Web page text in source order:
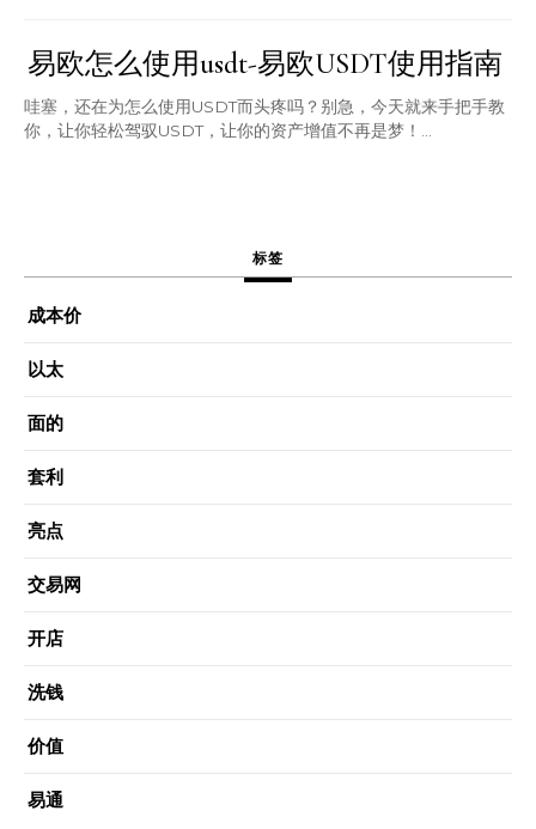
易欧怎么使用usdt-易欧USDT使用指南
哇塞，还在为怎么使用USDT而头疼吗？别急，今天就来手把手教
你，让你轻松驾驭USDT，让你的资产增值不再是梦！...
标签
成本价
以太
面的
套利
亮点
交易网
开店
洗钱
价值
易通